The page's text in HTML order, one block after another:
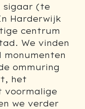
sigaar (te
Harderwijk
centrum
We vinden
monumenten
ommuring
het
voormalige
we verder